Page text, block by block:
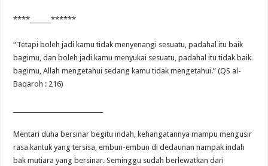
****_______******
“Tetapi boleh jadi kamu tidak menyenangi sesuatu, padahal itu baik
bagimu, dan boleh jadi kamu menyukai sesuatu, padahal itu tidak baik
bagimu, Allah mengetahui sedang kamu tidak mengetahui.” (QS al-
Baqaroh : 216)
Mentari duha bersinar begitu indah, kehangatannya mampu mengusir
rasa kantuk yang tersisa, embun-embun di dedaunan nampak indah
bak mutiara yang bersinar. Seminggu sudah berlewatkan dari